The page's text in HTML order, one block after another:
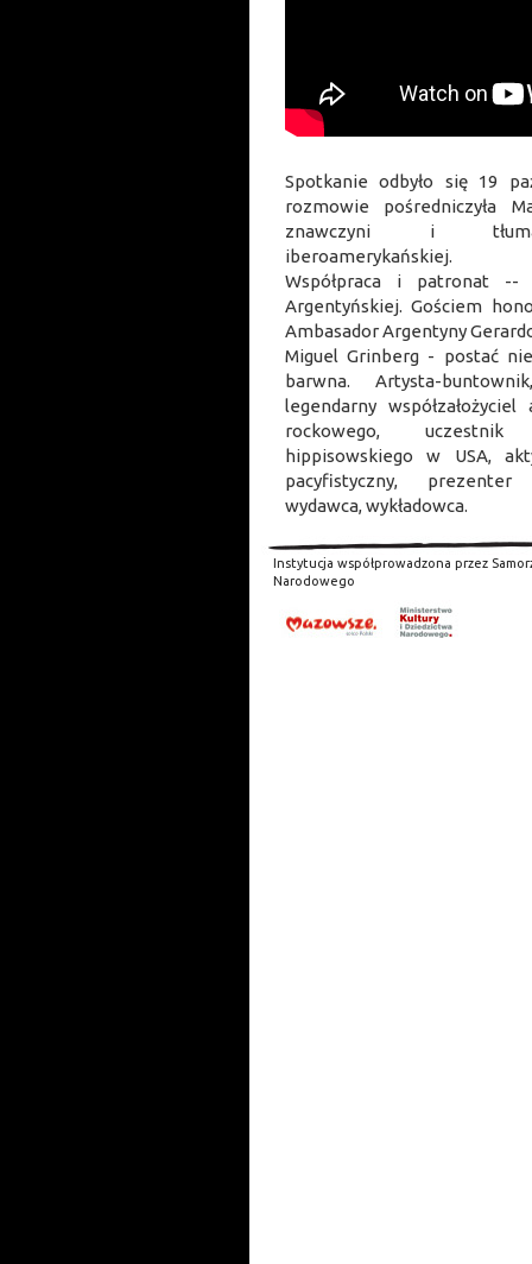
Spotkanie odbyło się 19
rozmowie pośredniczyła
znawczyni i
iberoamerykańskiej.
Współpraca i patronat --
Argentyńskiej. Gościem
Ambasador Argentyny
Miguel Grinberg - postać
barwna. Artysta-
legendarny
rockowego,
hippisowskiego w USA,
pacyfistyczny,
wydawca, wykładowca.
Instytucja współprowadzona przez
Narodowego